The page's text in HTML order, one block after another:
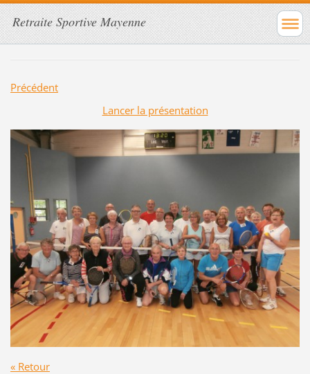
Retraite Sportive Mayenne
Précédent
Lancer la présentation
« Retour